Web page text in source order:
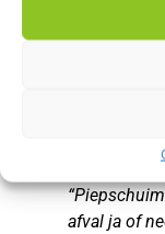
andere dat
Lokale
afval ja of